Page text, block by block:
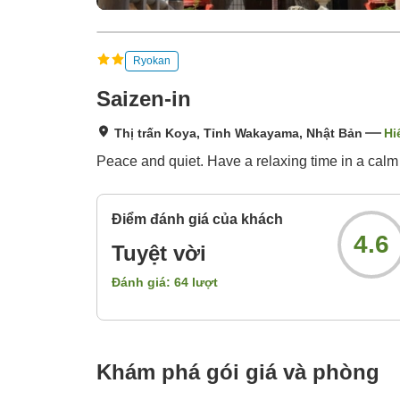
Ryokan
Saizen-in
Thị trấn Koya, Tỉnh Wakayama, Nhật Bản
Peace and quiet. Have a relaxing time in a calm
Điểm đánh giá của khách
Tuyệt vời
Đánh giá: 64 lượt
4.6
Khám phá gói giá và phòng